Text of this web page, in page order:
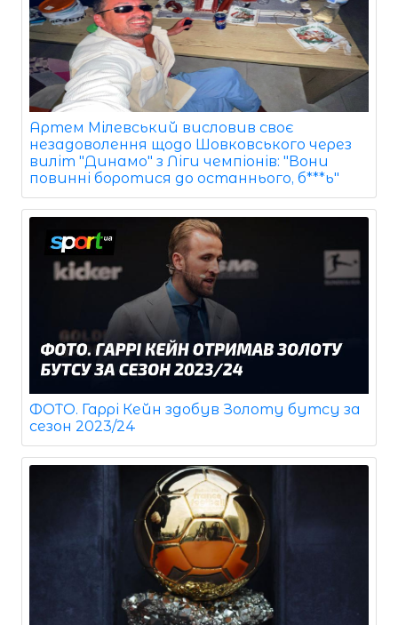
Артем Мілевський висловив своє
незадоволення щодо Шовковського через
виліт "Динамо" з Ліги чемпіонів: "Вони
повинні боротися до останнього, б***ь"
ФОТО. Гаррі Кейн здобув Золоту бутсу за
сезон 2023/24